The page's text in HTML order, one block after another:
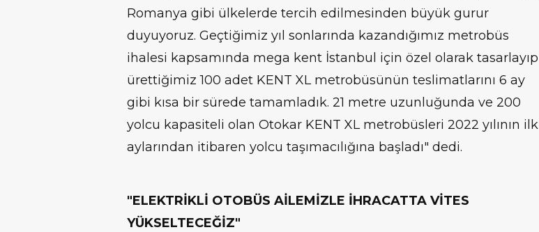
Romanya gibi ülkelerde tercih edilmesinden büyük gurur
duyuyoruz. Geçtiğimiz yıl sonlarında kazandığımız metrobüs
ihalesi kapsamında mega kent İstanbul için özel olarak tasarlayıp
ürettiğimiz 100 adet KENT XL metrobüsünün teslimatlarını 6 ay
gibi kısa bir sürede tamamladık. 21 metre uzunluğunda ve 200
yolcu kapasiteli olan Otokar KENT XL metrobüsleri 2022 yılının ilk
aylarından itibaren yolcu taşımacılığına başladı" dedi.
"ELEKTRİKLİ OTOBÜS AİLEMİZLE İHRACATTA VİTES
YÜKSELTECEĞİZ"